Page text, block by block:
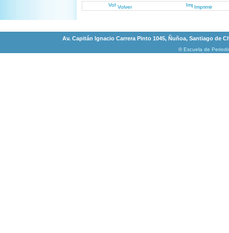
Volver Imprimir
Av. Capitán Ignacio Carrera Pinto 1045, Ñuñoa, Santiago de
©Escuela de